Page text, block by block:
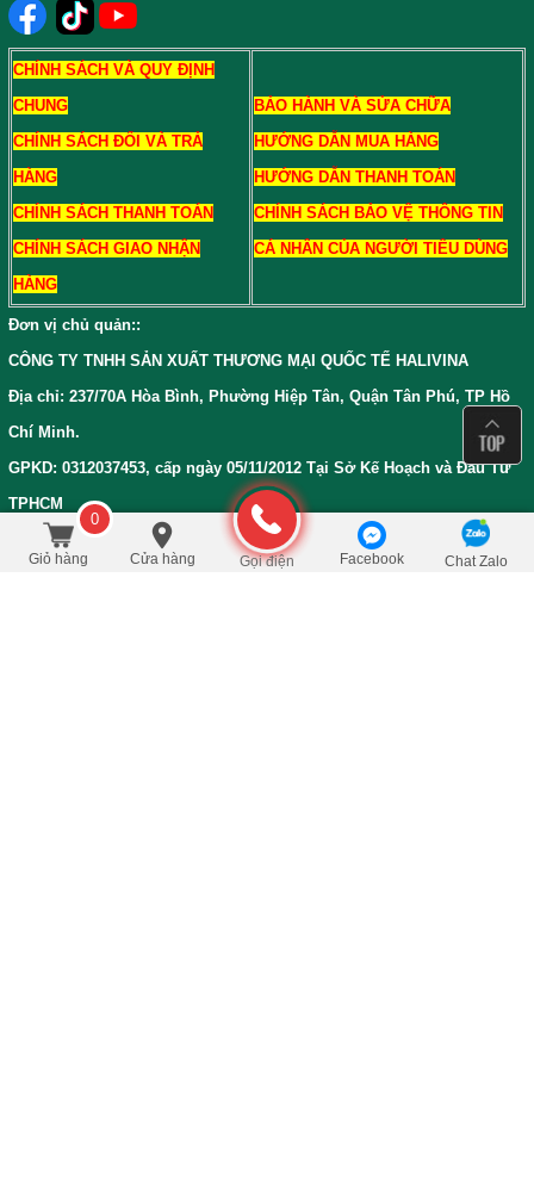
154.000 140.000 /Cái Đặt mua
CHÍNH SÁCH VÀ QUY ĐỊNH
CHUNG
CHÍNH SÁCH ĐỔI VÀ TRẢ
HÀNG
CHÍNH SÁCH THANH TOÁN
CHÍNH SÁCH GIAO NHẬN
HÀNG
BẢO HÀNH VÀ SỬA CHỮA
HƯỚNG DẪN MUA HÀNG
HƯỚNG DẪN THANH TOÁN
CHÍNH SÁCH BẢO VỆ THÔNG TIN
CÁ NHÂN CỦA NGƯỜI TIÊU DÙNG
Đơn vị chủ quản::
CÔNG TY TNHH SẢN XUẤT THƯƠNG MẠI QUỐC TẾ HALIVINA
Địa chỉ: 237/70A Hòa Bình, Phường Hiệp Tân, Quận Tân Phú, TP Hồ
Chí Minh.
GPKD: 0312037453, cấp ngày 05/11/2012 Tại Sở Kế Hoạch và Đầu Tư
TPHCM
0
Giỏ hàng Cửa hàng Gọi điện Facebook Chat Zalo